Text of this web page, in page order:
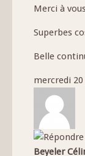
Merci à
Superbes
Belle
mercredi
Beyeler